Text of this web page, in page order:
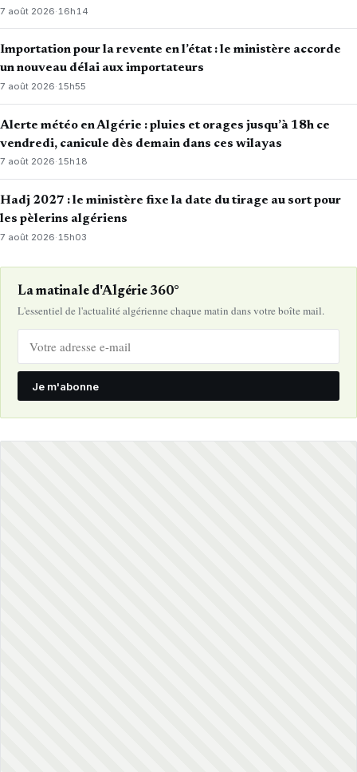
7 août 2026· 16h14
Importation pour la revente en l’état : le ministère accorde
un nouveau délai aux importateurs
7 août 2026·15h55
Alerte météo en Algérie : pluies et orages jusqu’à 18h ce
vendredi, canicule dès demain dans ces wilayas
7 août 2026·15h18
Hadj 2027 : le ministère fixe la date du tirage au sort pour
les pèlerins algériens
7 août 2026· 15h03
La matinale d'Algérie 360°
L'essentiel de l'actualité algérienne chaque matin dans votre boîte mail.
Je m'abonne